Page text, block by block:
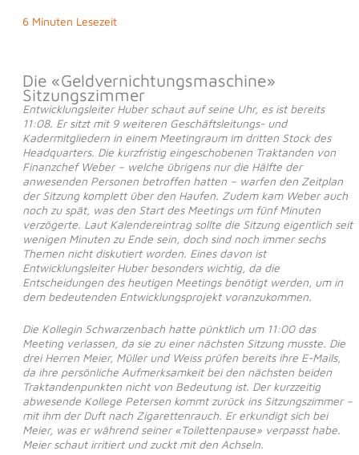
6 Minuten Lesezeit
Die «Geldvernichtungsmaschine»
Sitzungszimmer
Entwicklungsleiter Huber schaut auf seine Uhr, es ist bereits
11:08. Er sitzt mit 9 weiteren Geschäftsleitungs- und
Kadermitgliedern in einem Meetingraum im dritten Stock des
Headquarters. Die kurzfristig eingeschobenen Traktanden von
Finanzchef Weber – welche übrigens nur die Hälfte der
anwesenden Personen betroffen hatten – warfen den Zeitplan
der Sitzung komplett über den Haufen. Zudem kam Weber auch
noch zu spät, was den Start des Meetings um fünf Minuten
verzögerte. Laut Kalendereintrag sollte die Sitzung eigentlich seit
wenigen Minuten zu Ende sein, doch sind noch immer sechs
Themen nicht diskutiert worden. Eines davon ist
Entwicklungsleiter Huber besonders wichtig, da die
Entscheidungen des heutigen Meetings benötigt werden, um in
dem bedeutenden Entwicklungsprojekt voranzukommen.
Die Kollegin Schwarzenbach hatte pünktlich um 11:00 das
Meeting verlassen, da sie zu einer nächsten Sitzung musste. Die
drei Herren Meier, Müller und Weiss prüfen bereits ihre E-Mails,
da ihre persönliche Aufmerksamkeit bei den nächsten beiden
Traktandenpunkten nicht von Bedeutung ist. Der kurzzeitig
abwesende Kollege Petersen kommt zurück ins Sitzungszimmer –
mit ihm der Duft nach Zigarettenrauch. Er erkundigt sich bei
Meier, was er während seiner «Toilettenpause» verpasst habe.
Meier schaut irritiert und zuckt mit den Achseln.